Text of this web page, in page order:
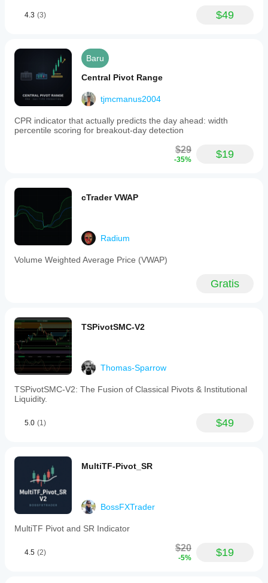
4.3 (3) $49
Baru
Central Pivot Range
tjmcmanus2004
CPR indicator that actually predicts the day ahead: width
percentile scoring for breakout-day detection
$29
-35% $19
cTrader VWAP
Radium
Volume Weighted Average Price (VWAP)
Gratis
TSPivotSMC-V2
Thomas-Sparrow
TSPivotSMC-V2: The Fusion of Classical Pivots & Institutional
Liquidity.
5.0 (1) $49
MultiTF-Pivot_SR
BossFXTrader
MultiTF Pivot and SR Indicator
4.5 (2) $20
-5% $19